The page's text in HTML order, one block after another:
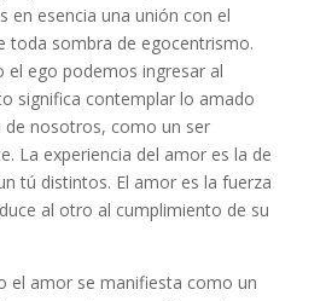
en esencia una unión con el
toda sombra de egocentrismo.
el ego podemos ingresar al
significa contemplar lo amado
nosotros, como un ser
La experiencia del amor es la de
tú distintos. El amor es la fuerza
al otro al cumplimiento de su
el amor se manifiesta como un